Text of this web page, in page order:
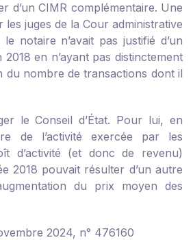
d’un CIMR complémentaire. Une
les juges de la Cour administrative
notaire n’avait pas justifié d’un
2018 en n’ayant pas distinctement
du nombre de transactions dont il
le Conseil d’État. Pour lui, en
de l’activité exercée par les
d’activité (et donc de revenu)
2018 pouvait résulter d’un autre
du prix moyen des
2024, n° 476160